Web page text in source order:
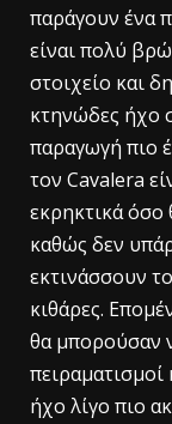
παράγουν ένα
είναι πολύ
στοιχείο και
κτηνώδες ήχο
παραγωγή πιο
τον Cavalera
εκρηκτικά όσο
καθώς δεν
εκτινάσσουν
κιθάρες.
θα μπορούσαν
ήχο λίγο πιο